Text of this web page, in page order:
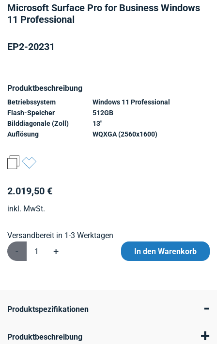
Microsoft Surface Pro for Business Windows
11 Professional
EP2-20231
Produktbeschreibung
Betriebssystem
Flash-Speicher
Bilddiagonale (Zoll)
Auflösung
Windows 11 Professional
512GB
13"
WQXGA (2560x1600)
2.019,50 €
inkl. MwSt.
Versandbereit in 1-3 Werktagen
- + In den Warenkorb
Produktspezifikationen -
Produktbeschreibung +